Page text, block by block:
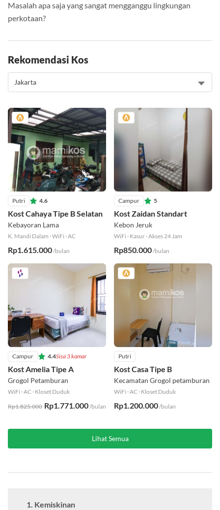
Masalah apa saja yang sangat mengganggu lingkungan
perkotaan?
Rekomendasi Kos
Putri 4.6
Kost Cahaya Tipe B Selatan
Kebayoran Lama
K. Mandi Dalam ·WiFi ·AC
Rp1.615.000/bulan
Campur 5
Kost Zaidan Standart
Kebon Jeruk
WiFi · Kasur ·Akses 24 Jam
Rp850.000/bulan
Campur 4.4Sisa 3 kamar
Kost Amelia Tipe A
Grogol Petamburan
WiFi ·AC · Kloset Duduk
Rp1.825.000 Rp1.771.000/bulan
Putri
Kost Casa Tipe B
Kecamatan Grogol petamburan
WiFi ·AC · Kloset Duduk
Rp1.200.000/bulan
Lihat Semua
1. Kemiskinan